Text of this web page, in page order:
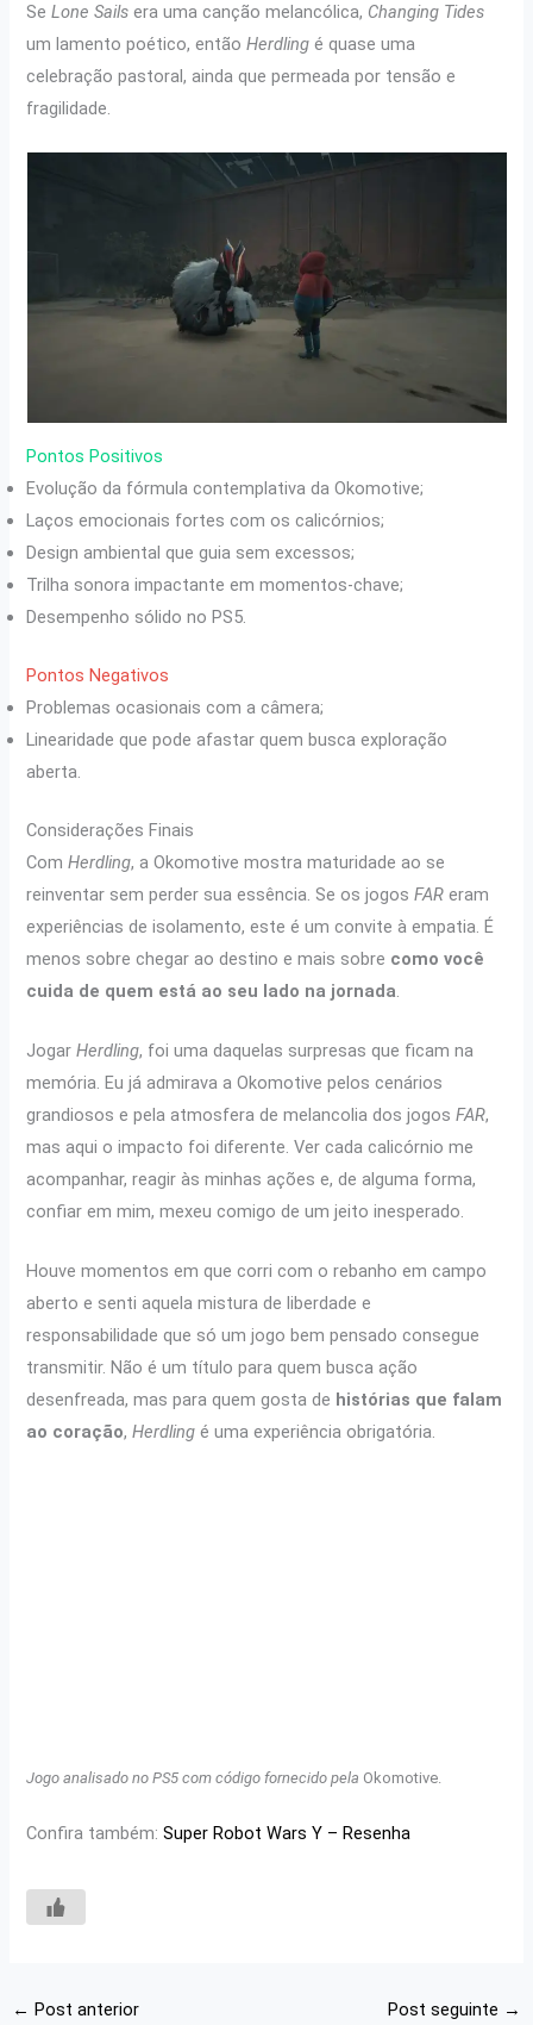
SeLone Sails era uma canção melancólica, Changing Tides
um lamento poético, entãoHerdling é quase uma
celebração pastoral, ainda que permeada por tensão e
fragilidade.
Pontos Positivos
Evolução da fórmula contemplativa da Okomotive;
Laços emocionais fortes com os calicórnios;
Design ambiental que guia sem excessos;
Trilha sonora impactante em momentos-chave;
Desempenho sólido no PS5.
Pontos Negativos
Problemas ocasionais com a câmera;
Linearidade que pode afastar quem busca exploração
aberta.
Considerações Finais
ComHerdling, a Okomotive mostra maturidade ao se
reinventar sem perder sua essência. Se os jogosFAR eram
experiências de isolamento, este é um convite à empatia. É
menos sobre chegar ao destino e mais sobre como você
cuida de quem está ao seu lado na jornada.
JogarHerdling, foi uma daquelas surpresas que ficam na
memória. Eu já admirava a Okomotive pelos cenários
grandiosos e pela atmosfera de melancolia dos jogosFAR,
mas aqui o impacto foi diferente. Ver cada calicórnio me
acompanhar, reagir às minhas ações e, de alguma forma,
confiar em mim, mexeu comigo de um jeito inesperado.
Houve momentos em que corri com o rebanho em campo
aberto e senti aquela mistura de liberdade e
responsabilidade que só um jogo bem pensado consegue
transmitir. Não é um título para quem busca ação
desenfreada, mas para quem gosta de histórias que falam
ao coração,Herdling é uma experiência obrigatória.
Jogo analisado no PS5 com código fornecido pela Okomotive.
Confira também:Super Robot Wars Y – Resenha
← Post anterior Post seguinte →